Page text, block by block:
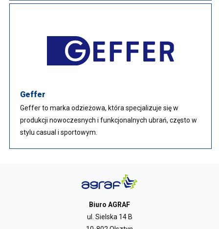
Geffer
Geffer to marka odzieżowa, która specjalizuje się w
produkcji nowoczesnych i funkcjonalnych ubrań, często w
stylu casual i sportowym.
Biuro AGRAF
ul. Sielska 14 B